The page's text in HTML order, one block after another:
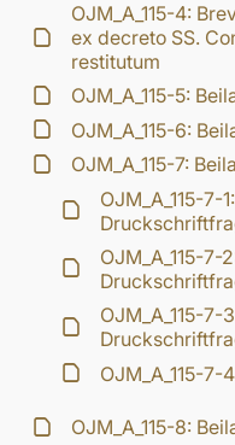
OJM_A_115-4:
ex decreto SS.
restitutum
OJM_A_115-5:
OJM_A_115-6:
OJM_A_115-7:
OJM_A_115-7-1:
OJM_A_115-7-
OJM_A_115-7-
OJM_A_115-
OJM_A_115-8: